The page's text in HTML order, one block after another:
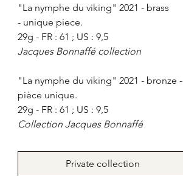
"La nymphe du viking" 2021 - brass
- unique piece.
29g - FR : 61 ; US : 9,5
Jacques Bonnaffé collection
"La nymphe du viking" 2021 - bronze -
pièce unique.
29g - FR : 61 ; US : 9,5
Collection Jacques Bonnaffé
Private collection